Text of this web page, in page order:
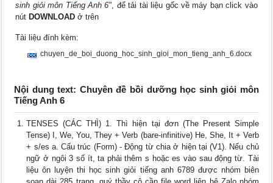
sinh giỏi môn Tiếng Anh 6", để tải tài liệu gốc về máy bạn click vào
nút DOWNLOAD ở trên
Tài liệu đính kèm:
chuyen_de_boi_duong_hoc_sinh_gioi_mon_tieng_anh_6.docx
Nội dung text: Chuyên đề bồi dưỡng học sinh giỏi môn
Tiếng Anh 6
TENSES (CÁC THÌ) 1. Thì hiện tại đơn (The Present Simple
Tense) I, We, You, They + Verb (bare-infinitive) He, She, It + Verb
+ s/es a. Cấu trúc (Form) - Động từ chia ở hiện tại (V1). Nếu chủ
ngữ ở ngôi 3 số ít, ta phải thêm s hoặc es vào sau động từ. Tài
liệu ôn luyện thi học sinh giỏi tiếng anh 6789 được nhóm biên